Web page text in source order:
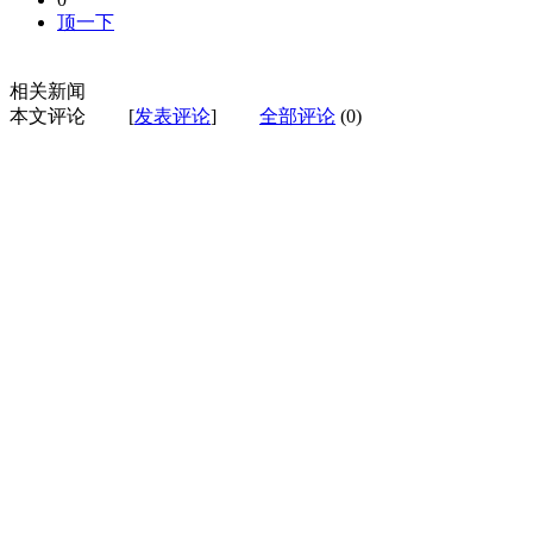
顶一下
相关新闻
本文评论 [发表评论] 全部评论 (0)